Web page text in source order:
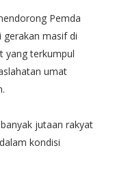
Pemda
masif di
yang terkumpul
umat
jutaan rakyat
kondisi